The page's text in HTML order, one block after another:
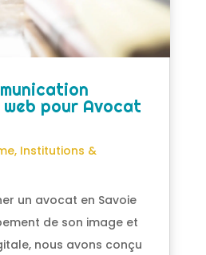
pour Avocat
, Institutions &
un avocat en Savoie
de son image et
nous avons conçu